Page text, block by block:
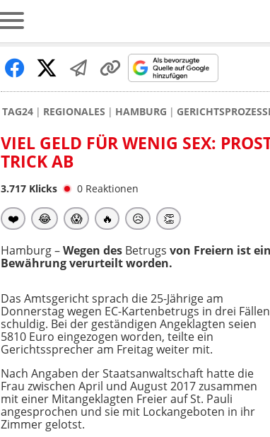
TAG24 REGIONALES HAMBURG
VIEL GELD FÜR WENIG SEX:
TRICK AB
3.717 Klicks 0 Reaktionen
❤️ 😂 😱 🔥 😥 👏
Hamburg –Wegen des Betrugs von Freiern ist
Bewährung verurteilt worden.
Das Amtsgericht sprach die 25-Jährige am
Donnerstag wegen EC-Kartenbetrugs in drei Fällen
schuldig. Bei der geständigen Angeklagten seien
5810 Euro eingezogen worden, teilte ein
Gerichtssprecher am Freitag weiter mit.
Nach Angaben der Staatsanwaltschaft hatte die
Frau zwischen April und August 2017 zusammen
mit einer Mitangeklagten Freier auf St. Pauli
angesprochen und sie mit Lockangeboten in ihr
Zimmer gelotst.